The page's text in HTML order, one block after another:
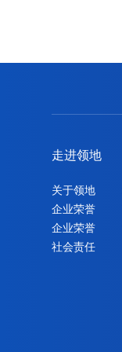
走进领地
关于领地
企业荣誉
企业荣誉
社会责任